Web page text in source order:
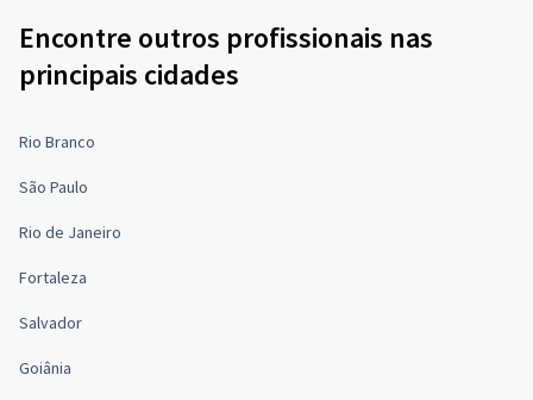
Encontre outros profissionais nas
principais cidades
Rio Branco
São Paulo
Rio de Janeiro
Fortaleza
Salvador
Goiânia